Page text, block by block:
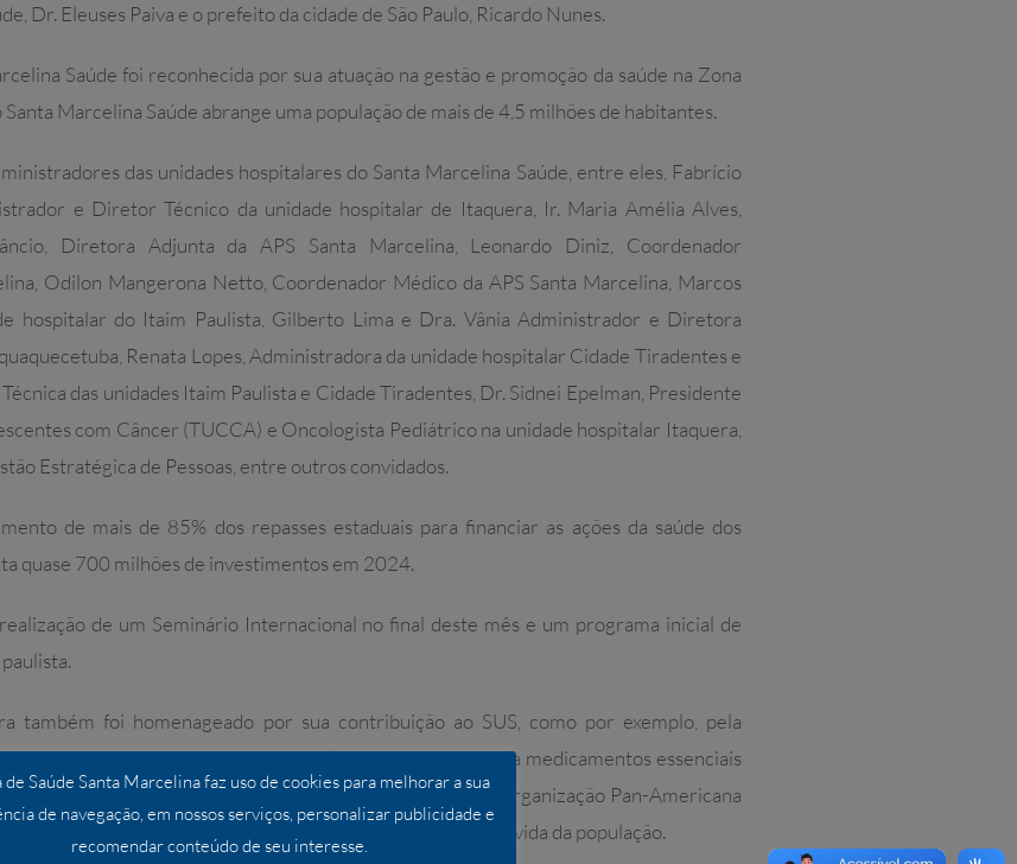
Dr. Eleuses Paiva e o prefeito da cidade de São Paulo, Ricardo Nunes.
Saúde foi reconhecida por sua atuação na gestão e promoção da saúde na Zona
Santa Marcelina Saúde abrange uma população de mais de 4,5 milhões de habitantes.
das unidades hospitalares do Santa Marcelina Saúde, entre eles, Fabrício
e Diretor Técnico da unidade hospitalar de Itaquera, Ir. Maria Amélia Alves,
Diretora Adjunta da APS Santa Marcelina, Leonardo Diniz, Coordenador
Odilon Mangerona Netto, Coordenador Médico da APS Santa Marcelina, Marcos
hospitalar do Itaim Paulista, Gilberto Lima e Dra. Vânia Administrador e Diretora
Renata Lopes, Administradora da unidade hospitalar Cidade Tiradentes e
das unidades Itaim Paulista e Cidade Tiradentes, Dr. Sidnei Epelman, Presidente
com Câncer (TUCCA) e Oncologista Pediátrico na unidade hospitalar Itaquera,
Estratégica de Pessoas, entre outros convidados.
de mais de 85% dos repasses estaduais para financiar as ações da saúde dos
quase 700 milhões de investimentos em 2024.
de um Seminário Internacional no final deste mês e um programa inicial de
também foi homenageado por sua contribuição ao SUS, como por exemplo, pela
que contribuiu para o acesso da população de baixa renda a medicamentos essenciais
acessíveis. O Sr. Renilson Rehem, consultor da OPAS (Organização Pan-Americana
sua contribuição em melhorias na saúde e qualidade de vida da população.
de Saúde Santa Marcelina faz uso de cookies para melhorar a sua
de navegação, em nossos serviços, personalizar publicidade e
recomendar conteúdo de seu interesse.